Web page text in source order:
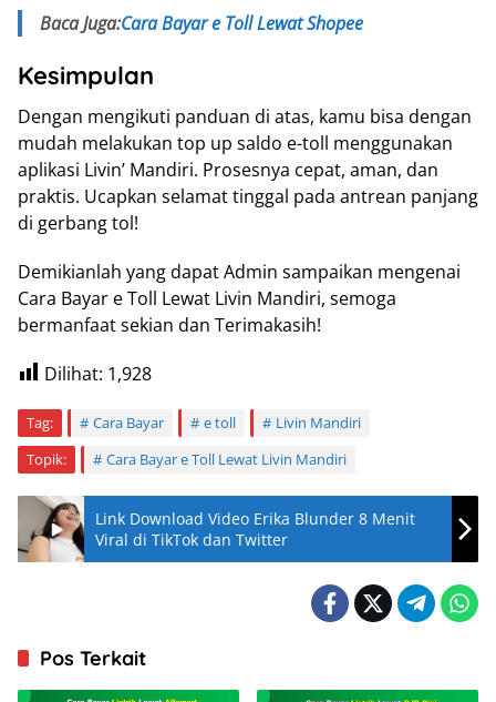
Baca Juga:Cara Bayar e Toll Lewat Shopee
Kesimpulan
Dengan mengikuti panduan di atas, kamu bisa dengan
mudah melakukan top up saldo e-toll menggunakan
aplikasi Livin’ Mandiri. Prosesnya cepat, aman, dan
praktis. Ucapkan selamat tinggal pada antrean panjang
di gerbang tol!
Demikianlah yang dapat Admin sampaikan mengenai
Cara Bayar e Toll Lewat Livin Mandiri, semoga
bermanfaat sekian dan Terimakasih!
Dilihat: 1,928
Tag: Cara Bayar e toll
Livin Mandiri
Topik:
Cara Bayar e Toll Lewat Livin Mandiri
Link Download Video Erika Blunder 8 Menit
Viral di TikTok dan Twitter
Pos Terkait